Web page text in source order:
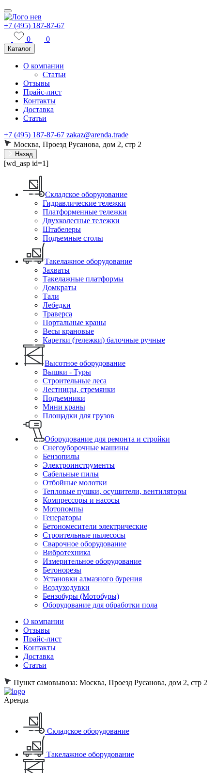
+7 (495) 187-87-67
0
0
Каталог
О компании
Статьи
Отзывы
Прайс-лист
Контакты
Доставка
Статьи
+7 (495) 187-87-67 zakaz@arenda.trade
Москва, Проезд Русанова, дом 2, стр 2
Назад
[wd_asp id=1]
Складское оборудование
Гидравлические тележки
Платформенные тележки
Двухколесные тележки
Штабелеры
Подъемные столы
Такелажное оборудование
Захваты
Такелажные платформы
Домкраты
Тали
Лебедки
Траверса
Портальные краны
Весы крановые
Каретки (тележки) балочные ручные
Высотное оборудование
Вышки - Туры
Строительные леса
Лестницы, стремянки
Подъемники
Мини краны
Площадки для грузов
Оборудование для ремонта и стройки
Снегоуборочные машины
Бензопилы
Электроинструменты
Сабельные пилы
Отбойные молотки
Тепловые пушки, осушители, вентиляторы
Компрессоры и насосы
Мотопомпы
Генераторы
Бетономесители электрические
Строительные пылесосы
Сварочное оборудование
Вибротехника
Измерительное оборудование
Бетонорезы
Установки алмазного бурения
Воздуходувки
Бензобуры (Мотобуры)
Оборудование для обработки пола
О компании
Отзывы
Прайс-лист
Контакты
Доставка
Статьи
Пункт самовывоза: Москва, Проезд Русанова, дом 2, стр 2
Аренда
Складское оборудование
Такелажное оборудование